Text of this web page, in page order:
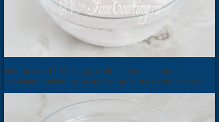
Оставим на 15-20 минут, чтобы появилась пенная
шапочка — значит дрожжи хорошие и готовы к работе.